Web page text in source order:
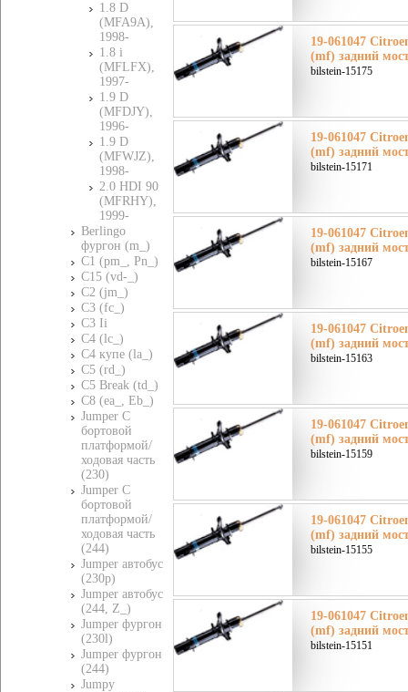
1.8 D
(MFA9A),
1998-
1.8 i
(MFLFX),
1997-
1.9 D
(MFDJY),
1996-
1.9 D
(MFWJZ),
1998-
2.0 HDI 90
(MFRHY),
1999-
Berlingo
фургон (m_)
C1 (pm_, Pn_)
C15 (vd-_)
C2 (jm_)
C3 (fc_)
C3 Ii
C4 (lc_)
C4 купе (la_)
C5 (rd_)
C5 Break (td_)
C8 (ea_, Eb_)
Jumper C
бортовой
платформой/
ходовая часть
(230)
Jumper C
бортовой
платформой/
ходовая часть
(244)
Jumper автобус
(230p)
Jumper автобус
(244, Z_)
Jumper фургон
(230l)
Jumper фургон
(244)
Jumpy
19-061047
(mf) задний
bilstein-15175
19-061047
(mf) задний
bilstein-15171
19-061047
(mf) задний
bilstein-15167
19-061047
(mf) задний
bilstein-15163
19-061047
(mf) задний
bilstein-15159
19-061047
(mf) задний
bilstein-15155
19-061047
(mf) задний
bilstein-15151